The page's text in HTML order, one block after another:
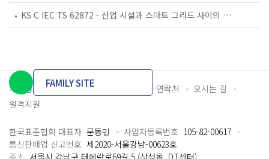
KS C IEC TS 62872 - 산업 시설과 스마트 그리드 사이의 산업 공정 측정, 제어 및 자동화 시스템 인터페이스
개인정보처리방침 이용약관 담당자 연락처
오시는 길
원격지원
FAMILY SITE
한국표준협회 대표자 문동민 사업자등록번호 105-82-00617
통신판매업 신고번호 제2020-서울강남-00623호
주소 서울시 강남구 테헤란로69길 5 (삼성동, DT센터)